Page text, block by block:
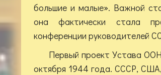
большие и малые». Важной
она фактически стала
конференции руководителей
Первый проект Устава
октября 1944 года. СССР,